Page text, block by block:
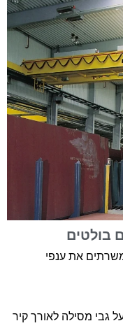
בולטים
את ענפי
גבי מסילה לאורך קיר